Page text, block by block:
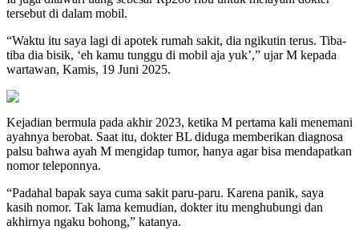
tersebut di dalam mobil.
“Waktu itu saya lagi di apotek rumah sakit, dia ngikutin terus. Tiba-
tiba dia bisik, ‘eh kamu tunggu di mobil aja yuk’,” ujar M kepada
wartawan, Kamis, 19 Juni 2025.
Kejadian bermula pada akhir 2023, ketika M pertama kali menemani
ayahnya berobat. Saat itu, dokter BL diduga memberikan diagnosa
palsu bahwa ayah M mengidap tumor, hanya agar bisa mendapatkan
nomor teleponnya.
“Padahal bapak saya cuma sakit paru-paru. Karena panik, saya
kasih nomor. Tak lama kemudian, dokter itu menghubungi dan
akhirnya ngaku bohong,” katanya.